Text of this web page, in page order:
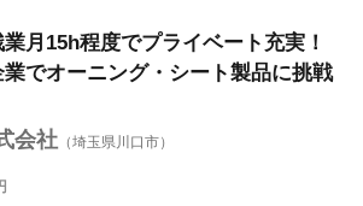
業月15h程度でプライベート充実！
でオーニング・シート製品に挑戦
会社 （埼玉県川口市）